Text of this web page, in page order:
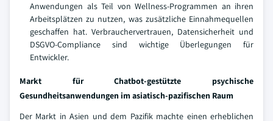
Anwendungen als Teil von Wellness-Programmen an ihren
Arbeitsplätzen zu nutzen, was zusätzliche Einnahmequellen
geschaffen hat. Verbrauchervertrauen, Datensicherheit und
DSGVO-Compliance sind wichtige Überlegungen für
Entwickler.
Markt für Chatbot-gestützte psychische
Gesundheitsanwendungen im asiatisch-pazifischen Raum
Der Markt in Asien und dem Pazifik machte einen erheblichen